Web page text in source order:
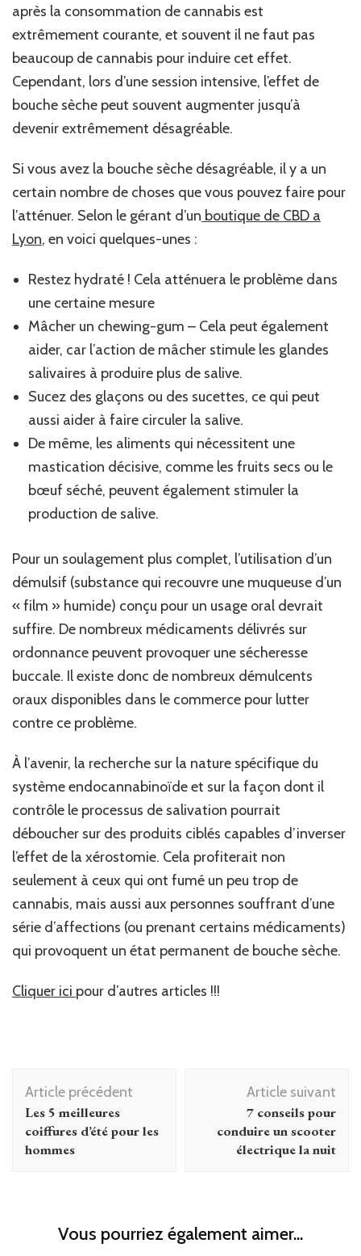
après la consommation de cannabis est
extrêmement courante, et souvent il ne faut pas
beaucoup de cannabis pour induire cet effet.
Cependant, lors d’une session intensive, l’effet de
bouche sèche peut souvent augmenter jusqu’à
devenir extrêmement désagréable.
Si vous avez la bouche sèche désagréable, il y a un
certain nombre de choses que vous pouvez faire pour
l’atténuer. Selon le gérant d’un boutique de CBD a
Lyon, en voici quelques-unes :
Restez hydraté ! Cela atténuera le problème dans
une certaine mesure
Mâcher un chewing-gum – Cela peut également
aider, car l’action de mâcher stimule les glandes
salivaires à produire plus de salive.
Sucez des glaçons ou des sucettes, ce qui peut
aussi aider à faire circuler la salive.
De même, les aliments qui nécessitent une
mastication décisive, comme les fruits secs ou le
bœuf séché, peuvent également stimuler la
production de salive.
Pour un soulagement plus complet, l’utilisation d’un
démulsif (substance qui recouvre une muqueuse d’un
« film » humide) conçu pour un usage oral devrait
suffire. De nombreux médicaments délivrés sur
ordonnance peuvent provoquer une sécheresse
buccale. Il existe donc de nombreux démulcents
oraux disponibles dans le commerce pour lutter
contre ce problème.
À l’avenir, la recherche sur la nature spécifique du
système endocannabinoïde et sur la façon dont il
contrôle le processus de salivation pourrait
déboucher sur des produits ciblés capables d’inverser
l’effet de la xérostomie. Cela profiterait non
seulement à ceux qui ont fumé un peu trop de
cannabis, mais aussi aux personnes souffrant d’une
série d’affections (ou prenant certains médicaments)
qui provoquent un état permanent de bouche sèche.
Cliquer ici pour d’autres articles !!!
Navigation
d'article
Article précédent
Les 5 meilleures
coiffures d’été pour les
hommes
Article suivant
7 conseils pour
conduire un scooter
électrique la nuit
Vous pourriez également aimer...